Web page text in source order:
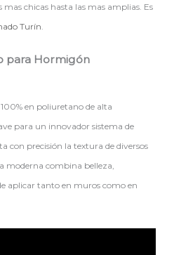
mas chicas hasta las mas amplias. Es
Turín
para Hormigón
en poliuretano de alta
para un innovador sistema de
con precisión la textura de diversos
moderna combina belleza,
aplicar tanto en muros como en